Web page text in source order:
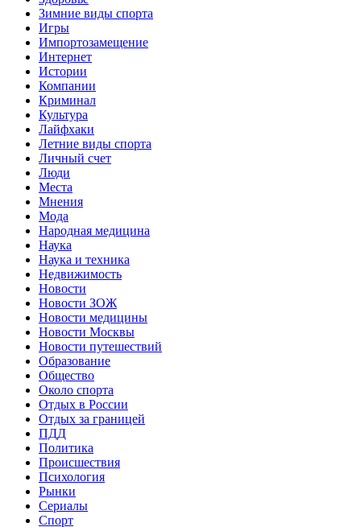
Зимние виды спорта
Игры
Импортозамещение
Интернет
Истории
Компании
Криминал
Культура
Лайфхаки
Летние виды спорта
Личный счет
Люди
Места
Мнения
Мода
Народная медицина
Наука
Наука и техника
Недвижимость
Новости
Новости ЗОЖ
Новости медицины
Новости Москвы
Новости путешествий
Образование
Общество
Около спорта
Отдых в России
Отдых за границей
ПДД
Политика
Происшествия
Психология
Рынки
Сериалы
Спорт